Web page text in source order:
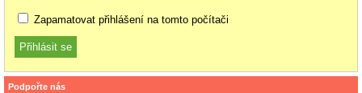
Zapamatovat přihlášení na tomto počítači
Podpořte nás